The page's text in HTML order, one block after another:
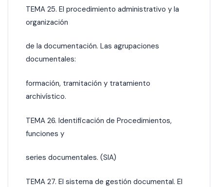
TEMA 25. El procedimiento administrativo y la
organización
de la documentación. Las agrupaciones
documentales:
formación, tramitación y tratamiento
archivístico.
TEMA 26. Identificación de Procedimientos,
funciones y
series documentales. (SIA)
TEMA 27. El sistema de gestión documental. El